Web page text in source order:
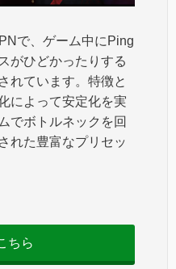
で、ゲーム中にPing
がひどかったりする
れています。特徴と
によって安定化を実
でボトルネックを回
れた豊富なプリセッ
ちら